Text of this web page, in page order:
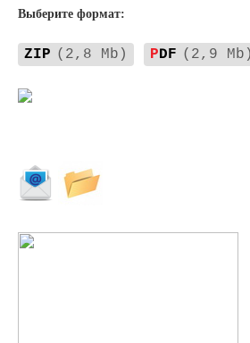
Выберите формат:
ZIP (2,8 Mb) PDF (2,9 Mb)